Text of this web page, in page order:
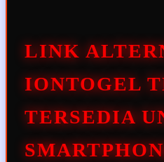
LINK
IONTOGEL
TERSEDIA